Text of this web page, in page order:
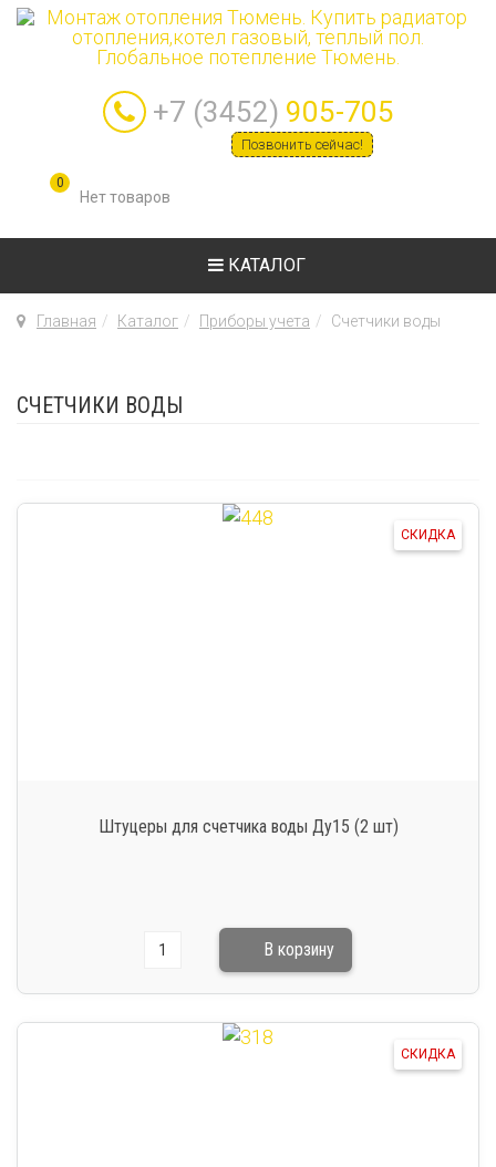
+7 (3452) 905-705
Позвонить сейчас!
0
КАТАЛОГ
Главная Каталог Приборы учета Счетчики воды
СЧЕТЧИКИ ВОДЫ
СКИДКА
Штуцеры для счетчика воды Ду15 (2 шт)
СКИДКА